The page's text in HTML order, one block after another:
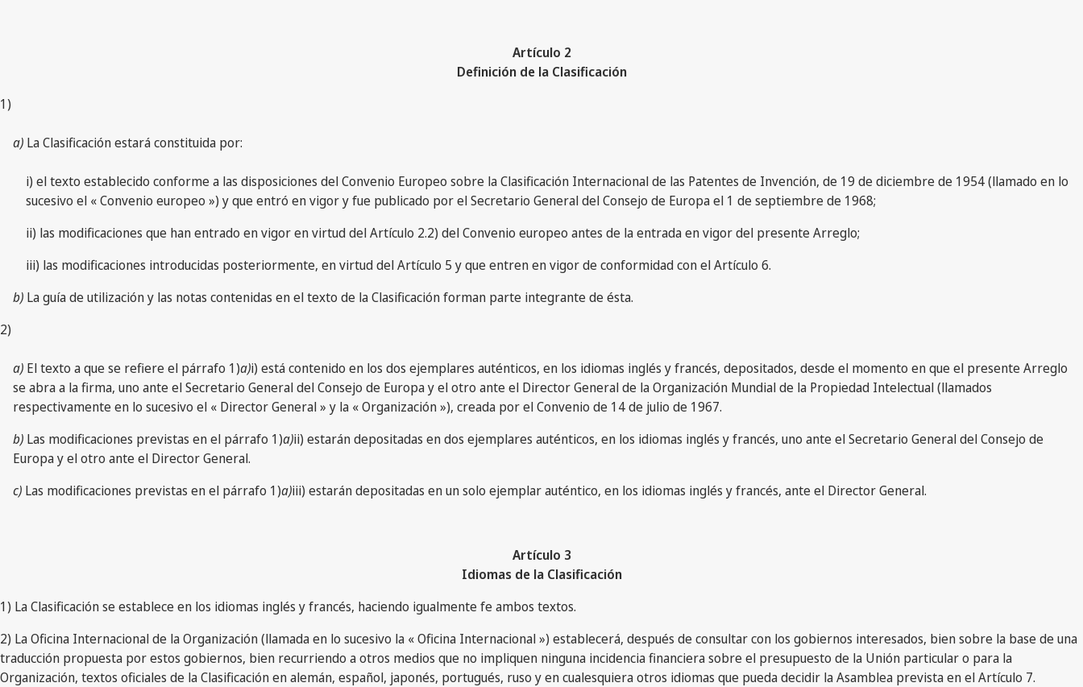
Artículo 2
Definición de la Clasificación
1)
a) La Clasificación estará constituida por:
i) el texto establecido conforme a las disposiciones del Convenio Europeo sobre la Clasificación Internacional de las Patentes de Invención, de 19 de diciembre de 1954 (llamado en lo
sucesivo el « Convenio europeo ») y que entró en vigor y fue publicado por el Secretario General del Consejo de Europa el 1 de septiembre de 1968;
ii) las modificaciones que han entrado en vigor en virtud del Artículo 2.2) del Convenio europeo antes de la entrada en vigor del presente Arreglo;
iii) las modificaciones introducidas posteriormente, en virtud del Artículo 5 y que entren en vigor de conformidad con el Artículo 6.
b) La guía de utilización y las notas contenidas en el texto de la Clasificación forman parte integrante de ésta.
2)
a) El texto a que se refiere el párrafo 1)a)i) está contenido en los dos ejemplares auténticos, en los idiomas inglés y francés, depositados, desde el momento en que el presente Arreglo
se abra a la firma, uno ante el Secretario General del Consejo de Europa y el otro ante el Director General de la Organización Mundial de la Propiedad Intelectual (llamados
respectivamente en lo sucesivo el « Director General » y la « Organización »), creada por el Convenio de 14 de julio de 1967.
b) Las modificaciones previstas en el párrafo 1)a)ii) estarán depositadas en dos ejemplares auténticos, en los idiomas inglés y francés, uno ante el Secretario General del Consejo de
Europa y el otro ante el Director General.
c) Las modificaciones previstas en el párrafo 1)a)iii) estarán depositadas en un solo ejemplar auténtico, en los idiomas inglés y francés, ante el Director General.
Artículo 3
Idiomas de la Clasificación
1) La Clasificación se establece en los idiomas inglés y francés, haciendo igualmente fe ambos textos.
2) La Oficina Internacional de la Organización (llamada en lo sucesivo la « Oficina Internacional ») establecerá, después de consultar con los gobiernos interesados, bien sobre la base de una
traducción propuesta por estos gobiernos, bien recurriendo a otros medios que no impliquen ninguna incidencia financiera sobre el presupuesto de la Unión particular o para la
Organización, textos oficiales de la Clasificación en alemán, español, japonés, portugués, ruso y en cualesquiera otros idiomas que pueda decidir la Asamblea prevista en el Artículo 7.